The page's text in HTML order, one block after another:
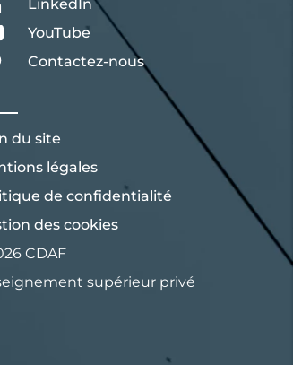
LinkedIn
YouTube
Contactez-nous
du site
légales
de confidentialité
des cookies
CDAF
supérieur privé